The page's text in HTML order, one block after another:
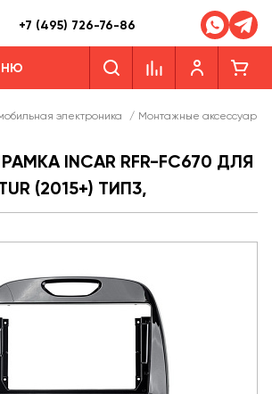
+7 (495) 726-76-86
электроника / Монтажные аксессуары
INCAR RFR-FC670 ДЛЯ
(2015+) ТИП3,